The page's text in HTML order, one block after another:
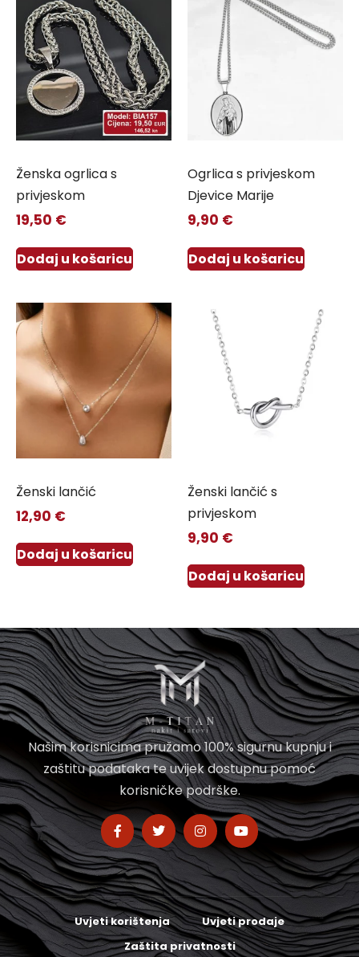
Ženska ogrlica s
privjeskom
19,50 €
Dodaj u košaricu
Ogrlica s privjeskom
Djevice Marije
9,90 €
Dodaj u košaricu
Ženski lančić
12,90 €
Dodaj u košaricu
Ženski lančić s
privjeskom
9,90 €
Dodaj u košaricu
Našim korisnicima pružamo 100% sigurnu kupnju i
zaštitu podataka te uvijek dostupnu pomoć
korisničke podrške.
Uvjeti korištenja
Uvjeti prodaje
Zaštita privatnosti